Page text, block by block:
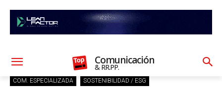
Comunicación
& RR.PP.
COM. ESPECIALIZADA SOSTENIBILIDAD / ESG